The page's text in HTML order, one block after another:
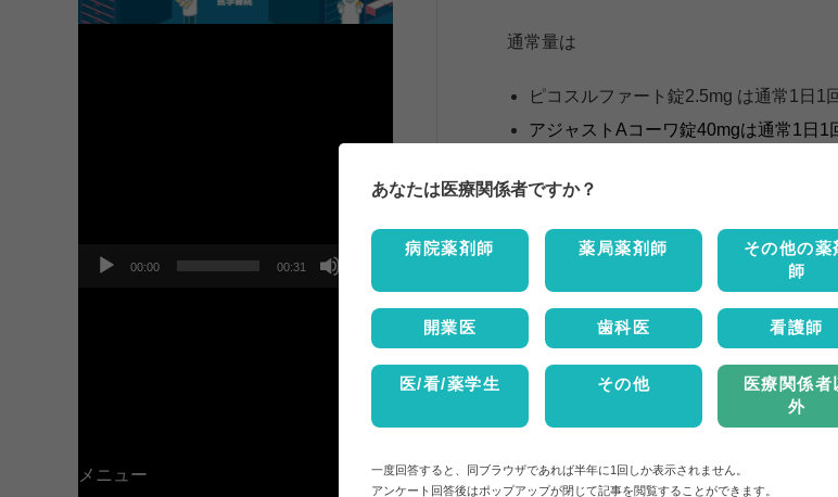
通常量は
ピコスルファート錠2.5mg は通常1日1
アジャストAコーワ錠40mgは通常1日1
である、単純に通常量換算すると
アジャストAコーワ40mg : ピコスルファ
と考えられる。目安であり、便通の状況
00:00 00:31
メニュー
あなたは医療関係者ですか？
病院薬剤師 薬局薬剤師
その他の薬
師
開業医 歯科医 看護師
医/看/薬学生 その他
医療関係者
外
一度回答すると、同ブラウザであれば半年に1回しか表示されません。
アンケート回答後はポップアップが閉じて記事を閲覧することができます。